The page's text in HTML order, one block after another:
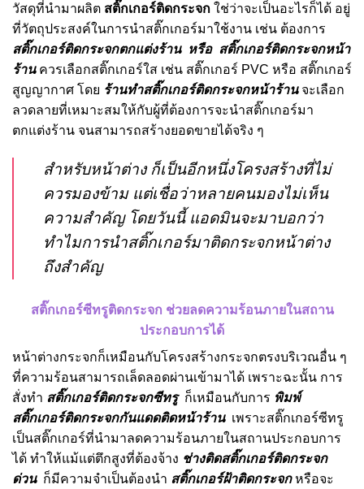
วัสดุที่นำมาผลิต สติ๊กเกอร์ติดกระจก ใช่ว่าจะเป็นอะไรก็ได้ อยู่
ที่วัตถุประสงค์ในการนำสติ๊กเกอร์มาใช้งาน เช่น ต้องการ
สติ๊กเกอร์ติดกระจกตกแต่งร้านหรือ สติ๊กเกอร์ติดกระจกหน้า
ร้าน ควรเลือกสติ๊กเกอร์ใส เช่น สติ๊กเกอร์ PVC หรือ สติ๊กเกอร์
สูญญากาศ โดย ร้านทำสติ๊กเกอร์ติดกระจกหน้าร้าน จะเลือก
ลวดลายที่เหมาะสมให้กับผู้ที่ต้องการจะนำสติ๊กเกอร์มา
ตกแต่งร้าน จนสามารถสร้างยอดขายได้จริง ๆ
สำหรับหน้าต่าง ก็เป็นอีกหนึ่งโครงสร้างที่ไม่
ควรมองข้าม แต่เชื่อว่าหลายคนมองไม่เห็น
ความสำคัญ โดยวันนี้ แอดมินจะมาบอกว่า
ทำไมการนำสติ๊กเกอร์มาติดกระจกหน้าต่าง
ถึงสำคัญ
สติ๊กเกอร์ซีทรูติดกระจก ช่วยลดความร้อนภายในสถาน
ประกอบการได้
หน้าต่างกระจกก็เหมือนกับโครงสร้างกระจกตรงบริเวณอื่น ๆ
ที่ความร้อนสามารถเล็ดลอดผ่านเข้ามาได้ เพราะฉะนั้น การ
สั่งทำ สติ๊กเกอร์ติดกระจกซีทรู ก็เหมือนกับการ พิมพ์
สติ๊กเกอร์ติดกระจกกันแดดติดหน้าร้าน เพราะสติ๊กเกอร์ซีทรู
เป็นสติ๊กเกอร์ที่นำมาลดความร้อนภายในสถานประกอบการ
ได้ ทำให้แม้แต่ตึกสูงที่ต้องจ้าง ช่างติดสติ๊กเกอร์ติดกระจก
ด่วน ก็มีความจำเป็นต้องนำ สติ๊กเกอร์ฝ้าติดกระจกหรือจะ